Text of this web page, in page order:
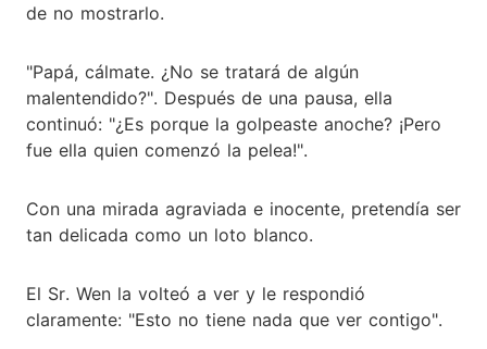
de no mostrarlo.
"Papá, cálmate. ¿No se tratará de algún
malentendido?". Después de una pausa, ella
continuó: "¿Es porque la golpeaste anoche? ¡Pero
fue ella quien comenzó la pelea!".
Con una mirada agraviada e inocente, pretendía ser
tan delicada como un loto blanco.
El Sr. Wen la volteó a ver y le respondió
claramente: "Esto no tiene nada que ver contigo".